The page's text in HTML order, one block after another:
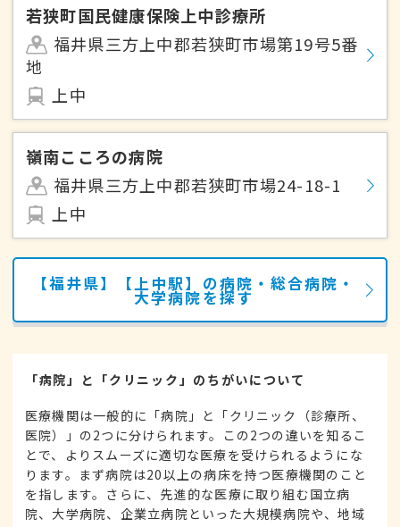
若狭町国民健康保険上中診療所
福井県三方上中郡若狭町市場第19号5番
地
上中
嶺南こころの病院
福井県三方上中郡若狭町市場24-18-1
上中
【福井県】【上中駅】の病院・総合病院・
大学病院を探す
「病院」と「クリニック」のちがいについて
医療機関は一般的に「病院」と「クリニック（診療所、
医院）」の2つに分けられます。この2つの違いを知るこ
とで、よりスムーズに適切な医療を受けられるようにな
ります。まず病院は20以上の病床を持つ医療機関のこと
を指します。さらに、先進的な医療に取り組む国立病
院、大学病院、企業立病院といった大規模病院や、地域